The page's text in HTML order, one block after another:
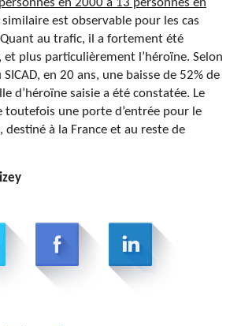
en 2000 à 13 personnes en
similaire est observable pour les cas
Quant au trafic, il a fortement été
plus particulièrement l’héroïne. Selon
en 20 ans, une baisse de 52% de
d’héroïne saisie a été constatée. Le
toutefois une porte d’entrée pour le
destiné à la France et au reste de